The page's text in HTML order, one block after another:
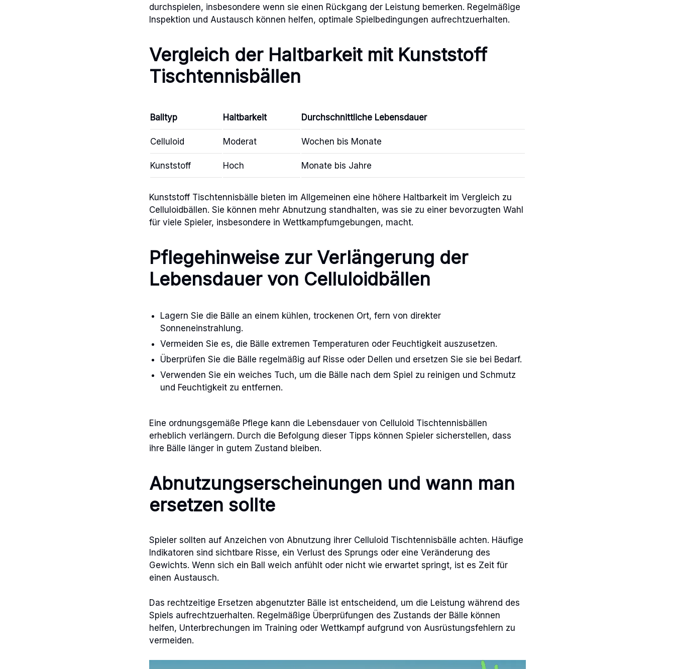
durchspielen, insbesondere wenn sie einen Rückgang der Leistung bemerken. Regelmäßige
Inspektion und Austausch können helfen, optimale Spielbedingungen aufrechtzuerhalten.
Vergleich der Haltbarkeit mit Kunststoff
Tischtennisbällen
Balltyp Haltbarkeit Durchschnittliche Lebensdauer
Celluloid Moderat Wochen bis Monate
Kunststoff Hoch Monate bis Jahre
Kunststoff Tischtennisbälle bieten im Allgemeinen eine höhere Haltbarkeit im Vergleich zu
Celluloidbällen. Sie können mehr Abnutzung standhalten, was sie zu einer bevorzugten Wahl
für viele Spieler, insbesondere in Wettkampfumgebungen, macht.
Pflegehinweise zur Verlängerung der
Lebensdauer von Celluloidbällen
Lagern Sie die Bälle an einem kühlen, trockenen Ort, fern von direkter
Sonneneinstrahlung.
Vermeiden Sie es, die Bälle extremen Temperaturen oder Feuchtigkeit auszusetzen.
Überprüfen Sie die Bälle regelmäßig auf Risse oder Dellen und ersetzen Sie sie bei Bedarf.
Verwenden Sie ein weiches Tuch, um die Bälle nach dem Spiel zu reinigen und Schmutz
und Feuchtigkeit zu entfernen.
Eine ordnungsgemäße Pflege kann die Lebensdauer von Celluloid Tischtennisbällen
erheblich verlängern. Durch die Befolgung dieser Tipps können Spieler sicherstellen, dass
ihre Bälle länger in gutem Zustand bleiben.
Abnutzungserscheinungen und wann man
ersetzen sollte
Spieler sollten auf Anzeichen von Abnutzung ihrer Celluloid Tischtennisbälle achten. Häufige
Indikatoren sind sichtbare Risse, ein Verlust des Sprungs oder eine Veränderung des
Gewichts. Wenn sich ein Ball weich anfühlt oder nicht wie erwartet springt, ist es Zeit für
einen Austausch.
Das rechtzeitige Ersetzen abgenutzter Bälle ist entscheidend, um die Leistung während des
Spiels aufrechtzuerhalten. Regelmäßige Überprüfungen des Zustands der Bälle können
helfen, Unterbrechungen im Training oder Wettkampf aufgrund von Ausrüstungsfehlern zu
vermeiden.